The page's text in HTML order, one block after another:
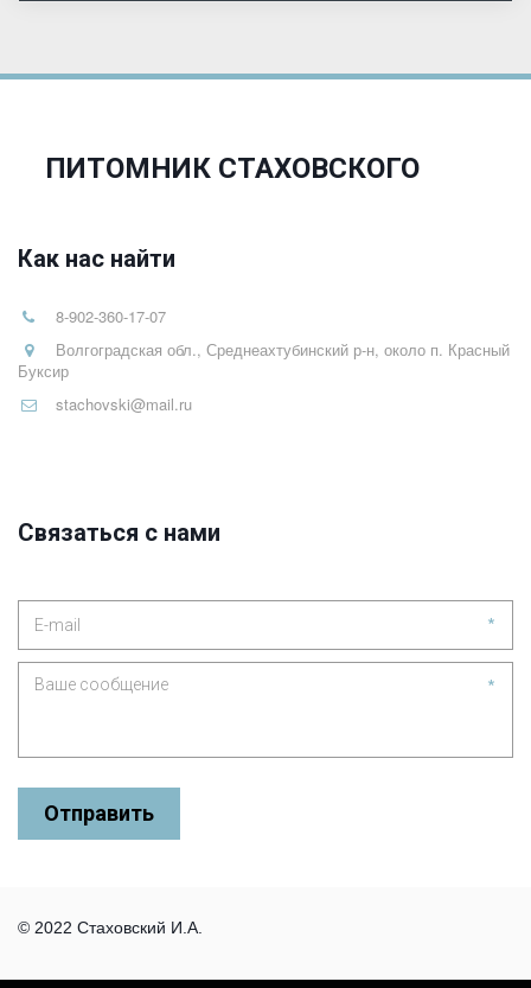
ПИТОМНИК СТАХОВСКОГО
Как нас найти
8-902-360-17-07
Волгоградская обл., Среднеахтубинский р-н, около п. Красный
Буксир
stachovski@mail.ru
Связаться с нами
*
*
Отправить
© 2022 Стаховский И.А.